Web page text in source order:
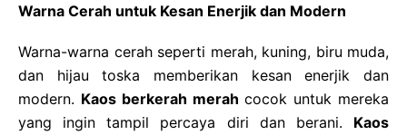
Warna Cerah untuk Kesan Enerjik dan Modern
Warna-warna cerah seperti merah, kuning, biru muda,
dan hijau toska memberikan kesan enerjik dan
modern. Kaos berkerah merah cocok untuk mereka
yang ingin tampil percaya diri dan berani. Kaos